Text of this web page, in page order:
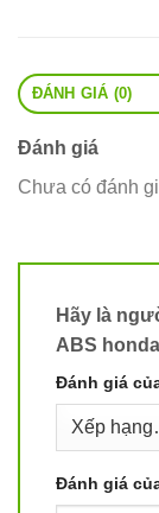
ĐÁNH GIÁ (0)
Đánh giá
Chưa có đánh
Hãy là
ABS
Đánh giá
Đánh giá